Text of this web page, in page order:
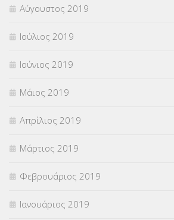
Αύγουστος 2019
Ιούλιος 2019
Ιούνιος 2019
Μάιος 2019
Απρίλιος 2019
Μάρτιος 2019
Φεβρουάριος 2019
Ιανουάριος 2019